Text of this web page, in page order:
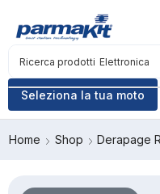
Seleziona la tua moto
Ricerca prodotti Elettronica
Home Shop Derapage